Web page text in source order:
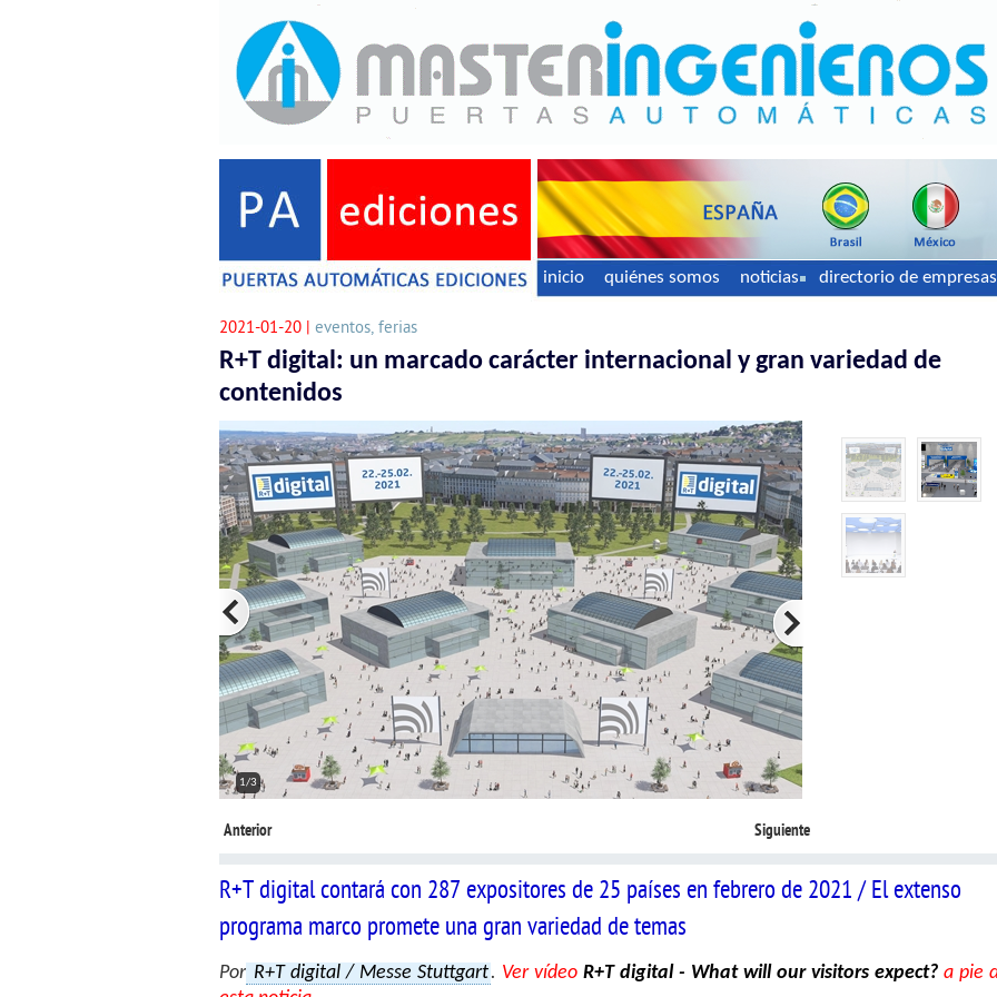
inicio quiénes somos noticias directorio de empresas
2021-01-20 | eventos, ferias
R+T digital: un marcado carácter internacional y gran variedad de
contenidos
2/3
Anterior Siguiente
R+T digital contará con 287 expositores de 25 países en febrero de 2021 / El extenso
programa marco promete una gran variedad de temas
Por R+T digital / Messe Stuttgart. Ver vídeo R+T digital - What will our visitors expect? a pie